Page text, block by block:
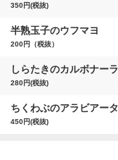
350円(税抜)
半熟玉子のウフマヨ
200円（税抜）
しらたきのカルボナーラ
280円(税抜)
ちくわぶのアラビアータ
450円(税抜)